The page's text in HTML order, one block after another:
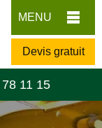
MENU
Devis gratuit
11 15